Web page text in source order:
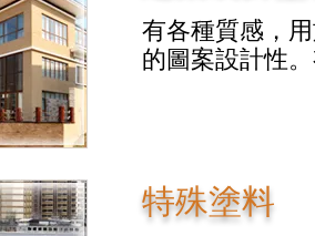
有各種質感，
的圖案設計性
特殊塗料